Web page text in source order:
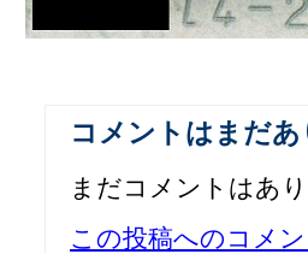
コメントはまだ
まだコメントはあり
この投稿へのコメ